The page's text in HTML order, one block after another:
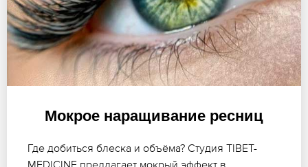
Мокрое наращивание ресниц
Где добиться блеска и объёма? Студия TIBET-
MEDICINE предлагает мокрый эффект в